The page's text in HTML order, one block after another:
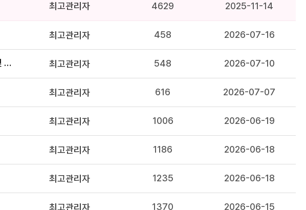
최고관리자 4629 2025-11-14
최고관리자 458 2026-07-16
[수의계약공개] 2026 홈페이지 단기유지보수 용역(홈페이지 이관 및 개발 작업) 계약 최고관리자 548 2026-07-10
최고관리자 616 2026-07-07
최고관리자 1006 2026-06-19
최고관리자 1186 2026-06-18
최고관리자 1235 2026-06-18
최고관리자 1370 2026-06-15